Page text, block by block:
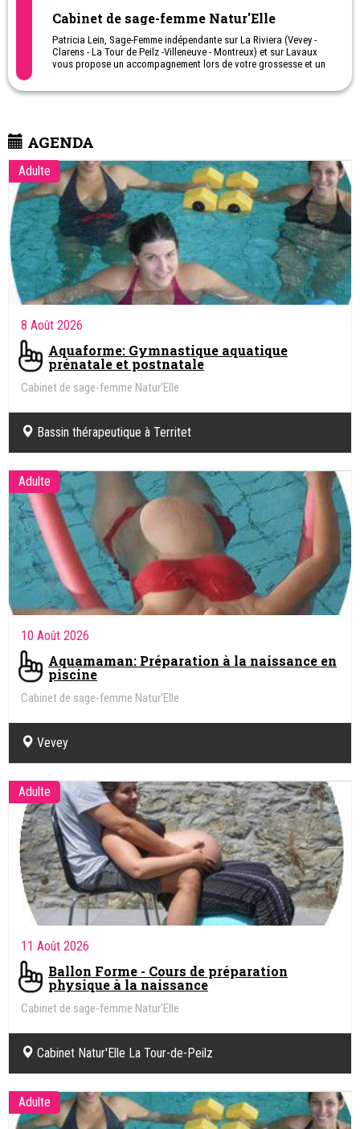
Cabinet de sage-femme Natur'Elle
Patricia Lein, Sage-Femme indépendante sur La Riviera (Vevey -
Clarens - La Tour de Peilz -Villeneuve - Montreux) et sur Lavaux
vous propose un accompagnement lors de votre grossesse et un
- de la préparation à la naissance en piscine : Aquaforme -
Aquamaman
- de la préparation classique ou Ballonforme
- des activités après la naissance: Aquabébé - Aquaforme
AGENDA
Adulte
8 Août 2026
Aquaforme: Gymnastique aquatique
prénatale et postnatale
Cabinet de sage-femme Natur'Elle
Bassin thérapeutique à Territet
Adulte
10 Août 2026
Aquamaman: Préparation à la naissance en
piscine
Cabinet de sage-femme Natur'Elle
Vevey
Adulte
11 Août 2026
Ballon Forme - Cours de préparation
physique à la naissance
Cabinet de sage-femme Natur'Elle
Cabinet Natur'Elle La Tour-de-Peilz
Adulte